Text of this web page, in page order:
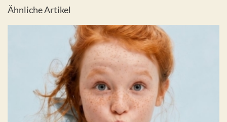
Ähnliche Artikel